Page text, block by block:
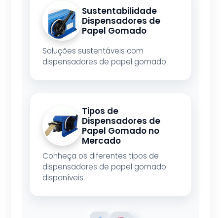
Sustentabilidade
Dispensadores de
Papel Gomado
Soluções sustentáveis com
dispensadores de papel gomado.
Tipos de
Dispensadores de
Papel Gomado no
Mercado
Conheça os diferentes tipos de
dispensadores de papel gomado
disponíveis.